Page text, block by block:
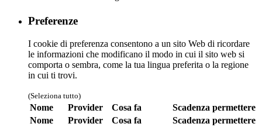
Preferenze
I cookie di preferenza consentono a un sito Web di ricordare
le informazioni che modificano il modo in cui il sito web si
comporta o sembra, come la tua lingua preferita o la regione
in cui ti trovi.
(Seleziona tutto)
Nome Provider Cosa fa Scadenza permettere
Nome
Provider Cosa fa Scadenza permettere